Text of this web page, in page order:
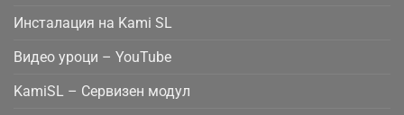
Инсталация на Kami SL
Видео уроци – YouTube
KamiSL – Сервизен модул